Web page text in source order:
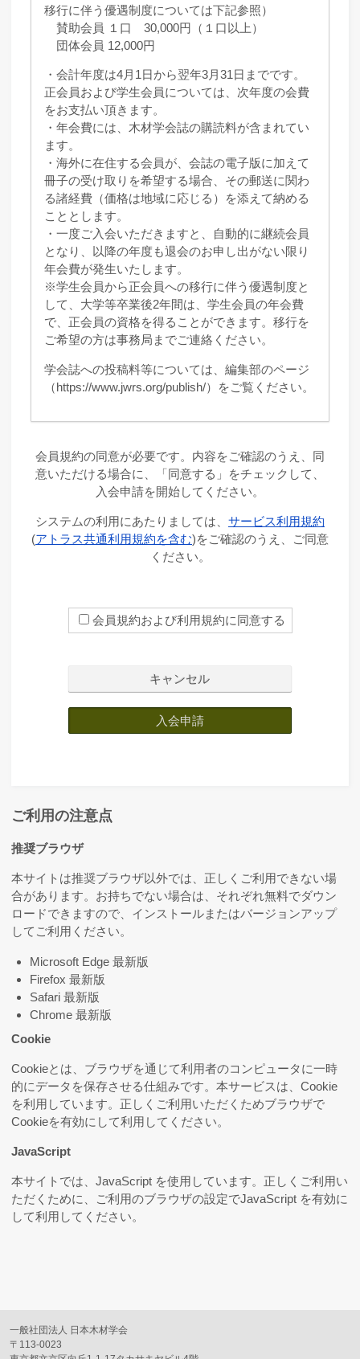
移行に伴う優遇制度については下記参照）
賛助会員 １口 30,000円（１口以上）
団体会員 12,000円
・会計年度は4月1日から翌年3月31日までです。
正会員および学生会員については、次年度の会費
をお支払い頂きます。
・年会費には、木材学会誌の購読料が含まれてい
ます。
・海外に在住する会員が、会誌の電子版に加えて
冊子の受け取りを希望する場合、その郵送に関わ
る諸経費（価格は地域に応じる）を添えて納める
こととします。
・一度ご入会いただきますと、自動的に継続会員
となり、以降の年度も退会のお申し出がない限り
年会費が発生いたします。
※学生会員から正会員への移行に伴う優遇制度と
して、大学等卒業後2年間は、学生会員の年会費
で、正会員の資格を得ることができます。移行を
ご希望の方は事務局までご連絡ください。
学会誌への投稿料等については、編集部のページ
（https://www.jwrs.org/publish/）をご覧ください。
会員規約の同意が必要です。内容をご確認のうえ、同
意いただける場合に、「同意する」をチェックして、
入会申請を開始してください。
システムの利用にあたりましては、 サービス利用規約
(アトラス共通利用規約を含む)をご確認のうえ、ご同意
ください。
会員規約および利用規約に同意する
キャンセル
入会申請
ご利用の注意点
推奨ブラウザ
本サイトは推奨ブラウザ以外では、正しくご利用できない場
合があります。お持ちでない場合は、それぞれ無料でダウン
ロードできますので、インストールまたはバージョンアップ
してご利用ください。
Microsoft Edge 最新版
Firefox 最新版
Safari 最新版
Chrome 最新版
Cookie
Cookieとは、ブラウザを通じて利用者のコンピュータに一時
的にデータを保存させる仕組みです。本サービスは、Cookie
を利用しています。正しくご利用いただくためブラウザで
Cookieを有効にして利用してください。
JavaScript
本サイトでは、JavaScript を使用しています。正しくご利用い
ただくために、ご利用のブラウザの設定でJavaScript を有効に
して利用してください。
一般社団法人 日本木材学会
〒113-0023